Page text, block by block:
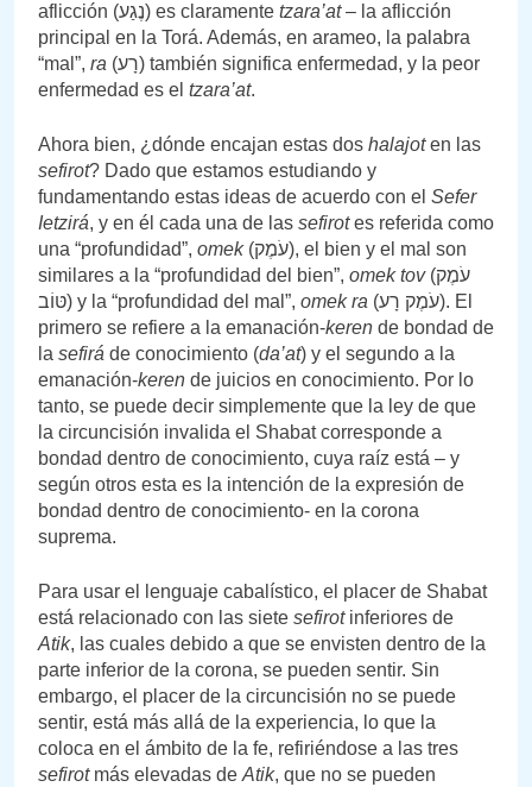
aflicción (נֶגַע) es claramente tzara’at– la aflicción
principal en la Torá. Además, en arameo, la palabra
“mal”, ra (רָע) también significa enfermedad, y la peor
enfermedad es el tzara’at.
Ahora bien, ¿dónde encajan estas dos halajoten las
sefirot? Dado que estamos estudiando y
fundamentando estas ideas de acuerdo con el Sefer
Ietzirá, y en él cada una de las sefirotes referida como
una “profundidad”, omek(עֹמֶק), el bien y el mal son
similares a la “profundidad del bien”, omek tov(עֹמֶק
טּוֹב) y la “profundidad del mal”, omek ra (עֹמֶק רָע). El
primero se refiere a la emanación-keren de bondad de
la sefirá de conocimiento (da’at) y el segundo a la
emanación-keren de juicios en conocimiento. Por lo
tanto, se puede decir simplemente que la ley de que
la circuncisión invalida el Shabat corresponde a
bondad dentro de conocimiento, cuya raíz está – y
según otros esta es la intención de la expresión de
bondad dentro de conocimiento- en la corona
suprema.
Para usar el lenguaje cabalístico, el placer de Shabat
está relacionado con las siete sefirotinferiores de
Atik, las cuales debido a que se envisten dentro de la
parte inferior de la corona, se pueden sentir. Sin
embargo, el placer de la circuncisión no se puede
sentir, está más allá de la experiencia, lo que la
coloca en el ámbito de la fe, refiriéndose a las tres
sefirotmás elevadas de Atik, que no se pueden